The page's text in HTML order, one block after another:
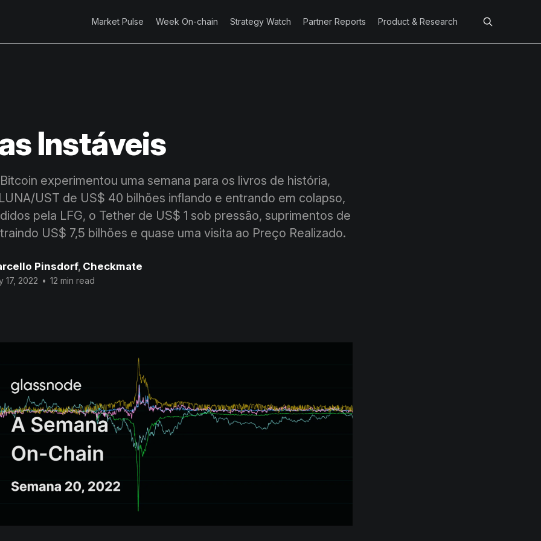
Market Pulse Week On-chain Strategy Watch Partner Reports Product & Research
Instáveis
experimentou uma semana para os livros de história,
UST de US$ 40 bilhões inflando e entrando em colapso,
pela LFG, o Tether de US$ 1 sob pressão, suprimentos de
US$ 7,5 bilhões e quase uma visita ao Preço Realizado.
Pinsdorf, Checkmate
17, 2022 • 12 min read